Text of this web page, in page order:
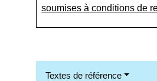
soumises à conditions de
Textes de référence